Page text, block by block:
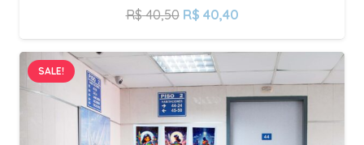
R$40,50 R$ 40,40
SALE!